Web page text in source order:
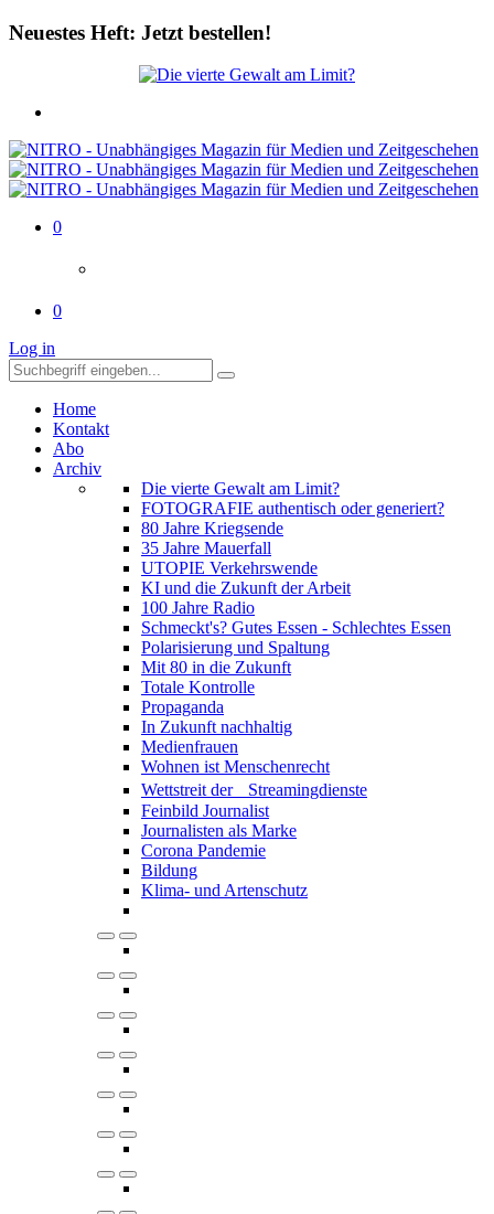
Neuestes Heft: Jetzt bestellen!
0
0
Log in
Home
Kontakt
Abo
Archiv
Die vierte Gewalt am Limit?
FOTOGRAFIE authentisch oder generiert?
80 Jahre Kriegsende
35 Jahre Mauerfall
UTOPIE Verkehrswende
KI und die Zukunft der Arbeit
100 Jahre Radio
Schmeckt's? Gutes Essen - Schlechtes Essen
Polarisierung und Spaltung
Mit 80 in die Zukunft
Totale Kontrolle
Propaganda
In Zukunft nachhaltig
Medienfrauen
Wohnen ist Menschenrecht
Wettstreit der Streamingdienste
Feinbild Journalist
Journalisten als Marke
Corona Pandemie
Bildung
Klima- und Artenschutz